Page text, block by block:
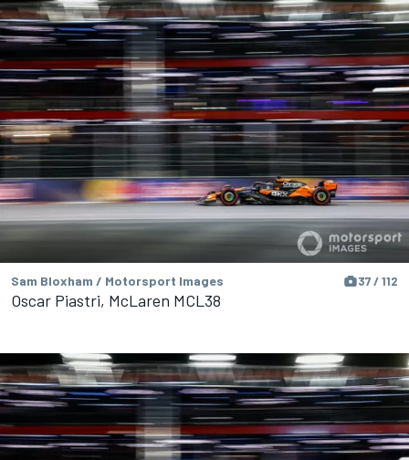
Sam Bloxham / Motorsport Images 37 / 112
Oscar Piastri, McLaren MCL38